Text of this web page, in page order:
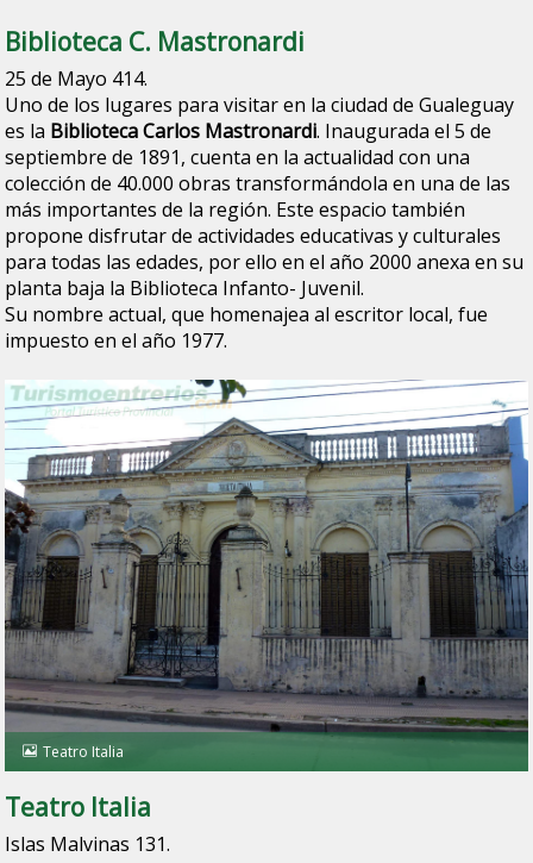
Biblioteca C. Mastronardi
25 de Mayo 414.
Uno de los lugares para visitar en la ciudad de Gualeguay
es la Biblioteca Carlos Mastronardi. Inaugurada el 5 de
septiembre de 1891, cuenta en la actualidad con una
colección de 40.000 obras transformándola en una de las
más importantes de la región. Este espacio también
propone disfrutar de actividades educativas y culturales
para todas las edades, por ello en el año 2000 anexa en su
planta baja la Biblioteca Infanto- Juvenil.
Su nombre actual, que homenajea al escritor local, fue
impuesto en el año 1977.
Teatro Italia
Teatro Italia
Islas Malvinas 131.